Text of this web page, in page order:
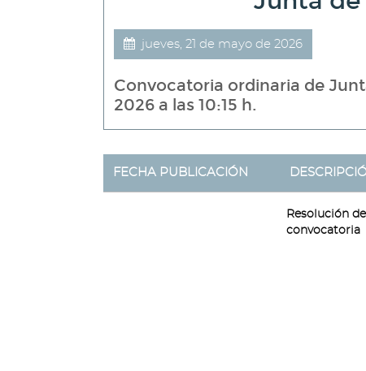
jueves, 21 de mayo de 2026
Convocatoria ordinaria de
2026 a las 10:15 h.
FECHA PUBLICACIÓN
Resolución
convocatoria